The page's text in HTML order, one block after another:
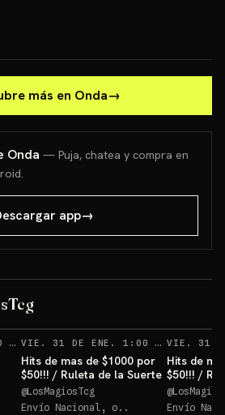
más en Onda→
Onda — Puja, chatea y compra en
app→
VIE. 31 DE ENE. 1:00 AM VIE. 31 DE ENE. 1:00 AM
Hits de mas de $1000 por
$50!!! / Ruleta de la Suerte
@LosMagiosTcg
Envío Nacional, o..
Hits de
$50!!! /
@
Envío